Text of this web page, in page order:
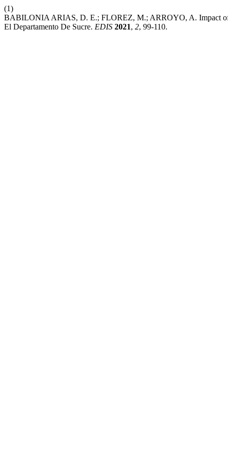
(1)
BABILONIA ARIAS, D. E.; FLOREZ, M.; ARROYO, A. Impact of
El Departamento De Sucre. EDIS 2021, 2, 99-110.